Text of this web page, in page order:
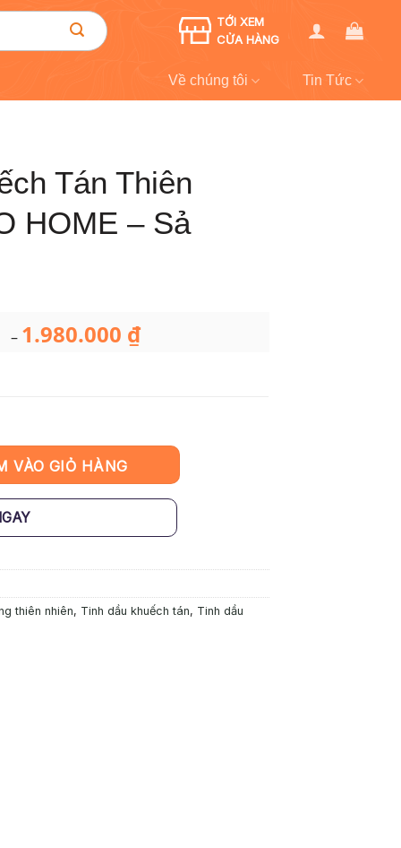
TỚI XEM
CỬA HÀNG
Về chúng tôi Tin Tức
Tán Thiên
HOME – Sả
– 1.980.000 ₫
HOME – Sả Chanh số lượng
VÀO GIỎ HÀNG
thiên nhiên, Tinh dầu khuếch tán, Tinh dầu